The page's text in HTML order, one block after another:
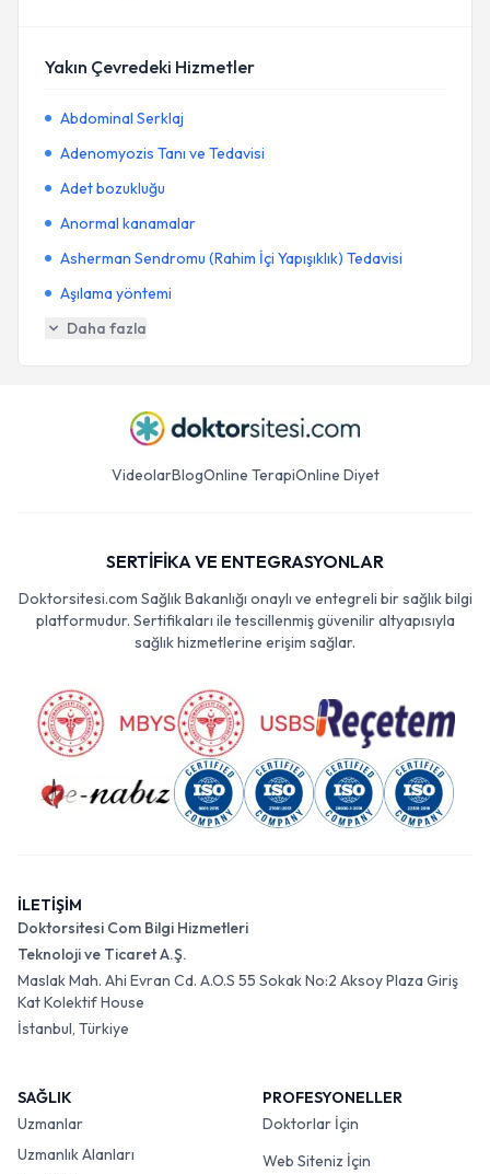
Yakın Çevredeki Hizmetler
Abdominal Serklaj
Adenomyozis Tanı ve Tedavisi
Adet bozukluğu
Anormal kanamalar
Asherman Sendromu (Rahim İçi Yapışıklık) Tedavisi
Aşılama yöntemi
Daha fazla
VideolarBlogOnline TerapiOnline Diyet
SERTİFİKA VE ENTEGRASYONLAR
Doktorsitesi.com Sağlık Bakanlığı onaylı ve entegreli bir sağlık bilgi
platformudur. Sertifikaları ile tescillenmiş güvenilir altyapısıyla
sağlık hizmetlerine erişim sağlar.
İLETİŞİM
Doktorsitesi Com Bilgi Hizmetleri
Teknoloji ve Ticaret A.Ş.
Maslak Mah. Ahi Evran Cd. A.O.S 55 Sokak No:2 Aksoy Plaza Giriş
Kat Kolektif House
İstanbul, Türkiye
SAĞLIK
Uzmanlar
Uzmanlık Alanları
PROFESYONELLER
Doktorlar İçin
Web Siteniz İçin